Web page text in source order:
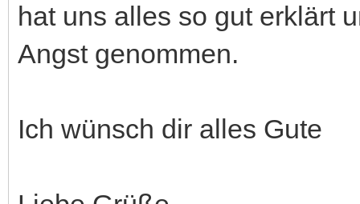
hat uns alles so gut erklärt
Angst genommen.
Ich wünsch dir alles Gute